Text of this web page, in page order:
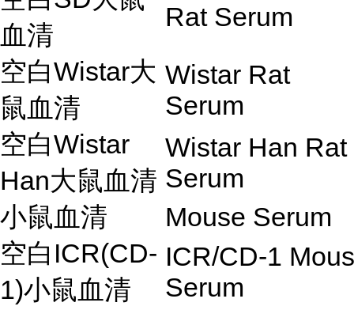
血清
Rat Serum
空白Wistar大
鼠血清
Wistar Rat
Serum
空白Wistar
Han大鼠血清
Wistar Han Rat
Serum
小鼠血清
Mouse Serum
空白ICR(CD-
1)小鼠血清
ICR/CD-1
Serum